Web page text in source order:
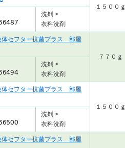
１５００ｇ
洗剤 >
衣料洗剤
セフター抗菌プラス 部屋
７７０ｇ
洗剤 >
衣料洗剤
セフター抗菌プラス 部屋
１５００ｇ
洗剤 >
衣料洗剤
セフター抗菌プラス 部屋